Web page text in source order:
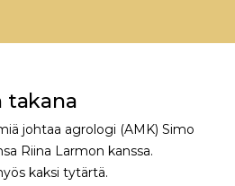
takana
johtaa agrologi (AMK) Simo
Riina Larmon kanssa.
kaksi tytärtä.